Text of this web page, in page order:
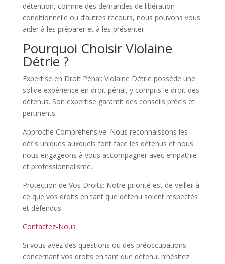
détention, comme des demandes de libération
conditionnelle ou d’autres recours, nous pouvons vous
aider à les préparer et à les présenter.
Pourquoi Choisir Violaine
Détrie ?
Expertise en Droit Pénal: Violaine Détrie possède une
solide expérience en droit pénal, y compris le droit des
détenus. Son expertise garantit des conseils précis et
pertinents.
Approche Compréhensive: Nous reconnaissons les
défis uniques auxquels font face les détenus et nous
nous engageons à vous accompagner avec empathie
et professionnalisme.
Protection de Vos Droits: Notre priorité est de veiller à
ce que vos droits en tant que détenu soient respectés
et défendus.
Contactez-Nous
Si vous avez des questions ou des préoccupations
concernant vos droits en tant que détenu, n’hésitez